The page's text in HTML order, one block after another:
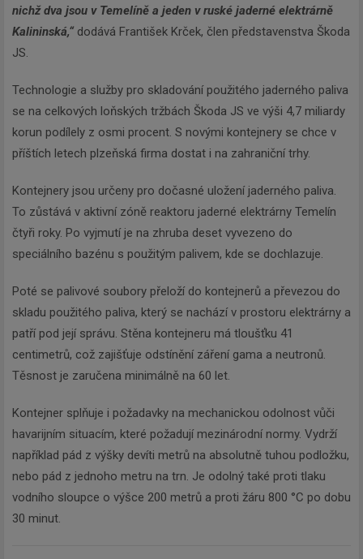
nichž dva jsou v Temelíně a jeden v ruské jaderné elektrárně
Kalininská,“ dodává František Krček, člen představenstva Škoda
JS.
Technologie a služby pro skladování použitého jaderného paliva
se na celkových loňských tržbách Škoda JS ve výši 4,7 miliardy
korun podílely z osmi procent. S novými kontejnery se chce v
příštích letech plzeňská firma dostat i na zahraniční trhy.
Kontejnery jsou určeny pro dočasné uložení jaderného paliva.
To zůstává v aktivní zóně reaktoru jaderné elektrárny Temelín
čtyři roky. Po vyjmutí je na zhruba deset vyvezeno do
speciálního bazénu s použitým palivem, kde se dochlazuje.
Poté se palivové soubory přeloží do kontejnerů a převezou do
skladu použitého paliva, který se nachází v prostoru elektrárny a
patří pod její správu. Stěna kontejneru má tloušťku 41
centimetrů, což zajišťuje odstínění záření gama a neutronů.
Těsnost je zaručena minimálně na 60 let.
Kontejner splňuje i požadavky na mechanickou odolnost vůči
havarijním situacím, které požadují mezinárodní normy. Vydrží
například pád z výšky devíti metrů na absolutně tuhou podložku,
nebo pád z jednoho metru na trn. Je odolný také proti tlaku
vodního sloupce o výšce 200 metrů a proti žáru 800 °C po dobu
30 minut.